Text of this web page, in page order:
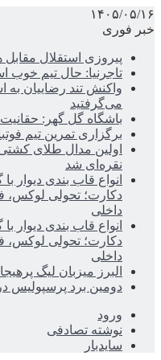
۱۴۰۵/۰۵/۱۶
خبر فوری
پیروزی استقلال مقابل
تاجرنیا: حال تیم خوب
واکنش تند رضاییان به
می‌گرفتید
باشگاه گل گهر:
برگزاری تمرین تیم
اولین مدال طلای
نقره‌ای شد
انواع قاب بندی دیوار
دکارت؛ تحولی لوکس،
داخلی
انواع قاب بندی دیوار
دکارت؛ تحولی لوکس،
داخلی
البرز میزبان لیگ
دومین برد پرسپولیس
ورود
نوشته تصادفی
سایدبار